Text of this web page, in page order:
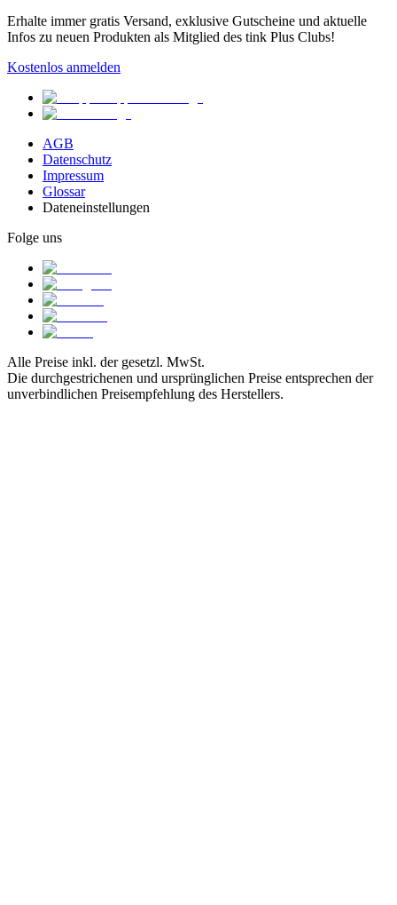
Erhalte immer gratis Versand, exklusive Gutscheine und aktuelle
Infos zu neuen Produkten als Mitglied des tink Plus Clubs!
Kostenlos anmelden
AGB
Datenschutz
Impressum
Glossar
Dateneinstellungen
Folge uns
Alle Preise inkl. der gesetzl. MwSt.
Die durchgestrichenen und ursprünglichen Preise entsprechen der
unverbindlichen Preisempfehlung des Herstellers.